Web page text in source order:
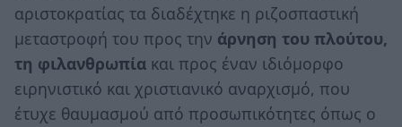
αριστοκρατίας τα διαδέχτηκε η ριζοσπαστική
μεταστροφή του προς την άρνηση του πλούτου,
τη φιλανθρωπία και προς έναν ιδιόμορφο
ειρηνιστικό και χριστιανικό αναρχισμό, που
έτυχε θαυμασμού από προσωπικότητες όπως ο